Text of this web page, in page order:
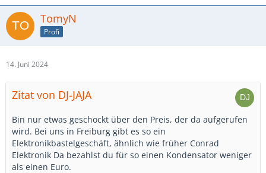
TomyN
Profi
14. Juni 2024
Zitat von DJ-JAJA
Bin nur etwas geschockt über den Preis, der da aufgerufen
wird. Bei uns in Freiburg gibt es so ein
Elektronikbastelgeschäft, ähnlich wie früher Conrad
Elektronik Da bezahlst du für so einen Kondensator weniger
als einen Euro.